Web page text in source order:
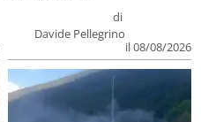
di
Davide Pellegrino
il 08/08/2026